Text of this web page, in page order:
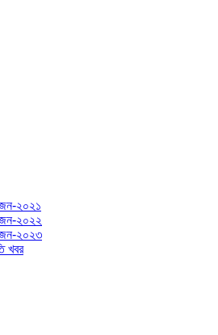
২০২১
২০২২
২০২৩
খবর